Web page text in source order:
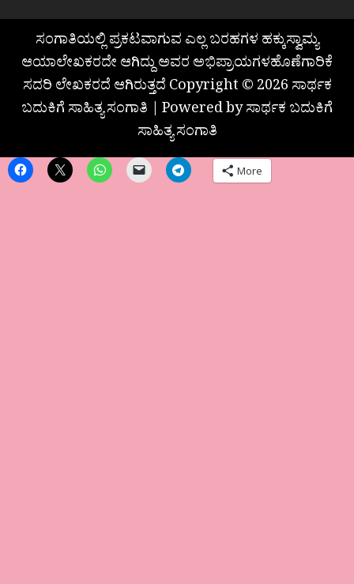
ಸಂಗಾತಿಯಲ್ಲಿ ಪ್ರಕಟವಾಗುವ ಎಲ್ಲ ಬರಹಗಳ ಹಕ್ಕುಸ್ವಾಮ್ಯ
ಆಯಾಲೇಖಕರದೇ ಆಗಿದ್ದು ಅವರ ಅಭಿಪ್ರಾಯಗಳಹೊಣೆಗಾರಿಕೆ
ಸದರಿ ಲೇಖಕರದೆ ಆಗಿರುತ್ತದೆ Copyright © 2026 ಸಾರ್ಥಕ
ಬದುಕಿಗೆ ಸಾಹಿತ್ಯ ಸಂಗಾತಿ | Powered by ಸಾರ್ಥಕ ಬದುಕಿಗೆ
ಸಾಹಿತ್ಯ ಸಂಗಾತಿ
More